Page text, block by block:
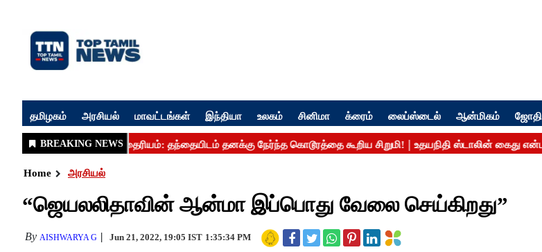
தமிழகம் அரசியல் மாவட்டங்கள் இந்தியா உலகம் சினிமா க்ரைம் லைப்ஸ்டைல் ஆன்மிகம்
Home அரசியல்
“ஜெயலலிதாவின் ஆன்மா இப்பொது வேலை செய்கிறது”
By AISHWARYA G Jun 21, 2022, 19:05 IST 1:35:34 PM